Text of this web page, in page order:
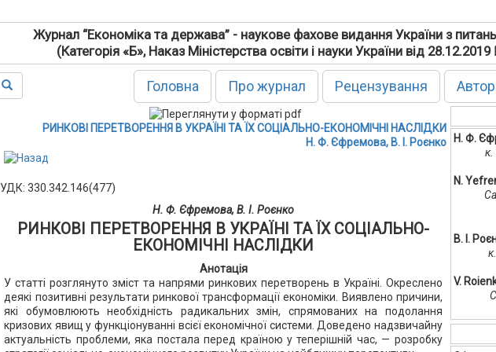
Журнал “Економіка та держава” - наукове фахове видання України з
(Категорія «Б», Наказ Міністерства освіти і науки України від
Головна Про журнал Рецензування
РИНКОВІ ПЕРЕТВОРЕННЯ В УКРАЇНІ ТА ЇХ СОЦІАЛЬНО-ЕКОНОМІЧНІ НАСЛІДКИ
Н. Ф. Єфремова, В. І. Роєнко
УДК: 330.342.146(477)
Н. Ф. Єфремова, В. І. Роєнко
РИНКОВІ ПЕРЕТВОРЕННЯ В УКРАЇНІ ТА ЇХ СОЦІАЛЬНО-
ЕКОНОМІЧНІ НАСЛІДКИ
Анотація
У статті розглянуто зміст та напрями ринкових перетворень в Україні. Окреслено
деякі позитивні результати ринкової трансформації економіки. Виявлено причини,
які обумовлюють необхідність радикальних змін, спрямованих на подолання
кризових явищ у функціонуванні всієї економічної системи. Доведено надзвичайну
актуальність проблеми, яка постала перед країною у теперішній час, — розробку
Н. Ф.
N.
В. І.
V.